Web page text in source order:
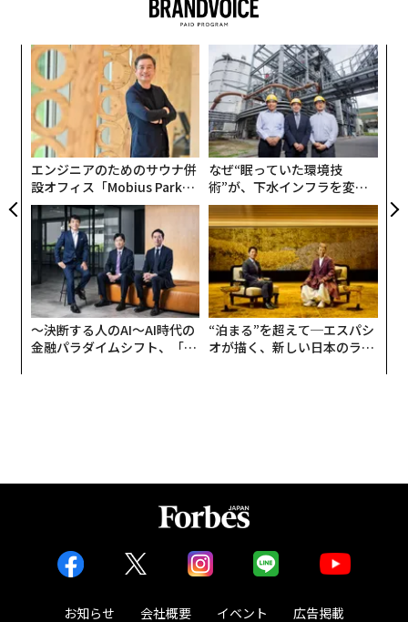
エンジニアのためのサウナ併
設オフィス「Mobius Park」
がオープン──タマディック
が健康経営を徹底する理由
なぜ“眠っていた環境技
術”が、下水インフラを変え
たのか──産総研×月島JFE
アクアソリューションの10年
〜決断する人のAI〜AI時代の
金融パラダイムシフト、「超
“泊まる”を超えて─エスパシ
オが描く、新しい日本のラグ
お知らせ 会社概要 イベント 広告掲載